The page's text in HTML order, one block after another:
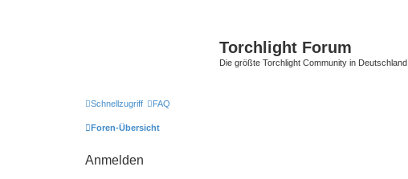
Torchlight Forum
Die größte Torchlight Community in Deutschland
Schnellzugriff FAQ
Foren-Übersicht
Anmelden